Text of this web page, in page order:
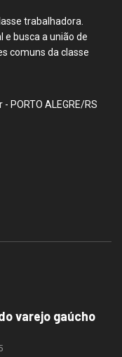
trabalhadora.
e busca a união de
comuns da classe
PORTO ALEGRE/RS
varejo gaúcho